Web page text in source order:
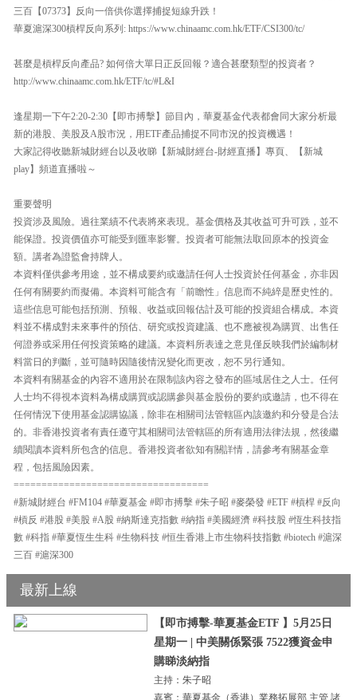
三百【07373】反向一倍供你選擇捕捉短線升跌！
華夏滬深300槓桿反向系列: https://www.chinaamc.com.hk/ETF/CSI300/tc/
甚麼是槓桿反向產品? 如何倍大單日正反回報？適合甚麼類型的投資者？
http://www.chinaamc.com.hk/ETF/tc/#L&I
逢星期一下午2:20-2:30【即市搏擊】節目內，華夏基金代表都會同大家分析最
新的港股、美股及A股市況，用ETF產品捕捉不同市況的投資機遇！
大家記得收聽新城財經台以及收睇【新城財經台-財經直播】專頁、【新城
play】頻道直播啦～
重要聲明
投資涉及風險。過往業績不代表將來表現。基金價格及其收益可升可跌，並不
能保證。投資價值亦可能受到匯率影響。投資者可能無法取回原本的投資金
額。講者為證監會持牌人。
本資料僅供參考用途，並不構成要約或邀請任何人士投資於任何基金，亦非因
任何有關要約而擬備。本資料可能含有「前瞻性」信息而不純綷是歷史性的。
這些信息可能包括預測、預報、收益或回報估計及可能的投資組合構成。本資
料並不構成對未來事件的預估、研究或投資建議、也不應被視為購買、出售任
何證券或采用任何投資策略的建議。本資料所表達之意見僅反映我們於編制材
料當日的判斷，並可隨時因隨後情況變化而更改，恕不另行通知。
本資料有關基金的內容不適用於在限制該內容之發布的區域居住之人士。任何
人士均不得視本資料為構成購買或認購參與基金股份的要約或邀請，也不得在
任何情況下使用基金認購協議，除非在相關司法管轄區內該邀約和分發是合法
的。非香港投資者有責任遵守其相關司法管轄區的所有適用法律法規，然後繼
續閱讀本資料所包含的信息。香港投資者欲知有關詳情，請參考有關基金章
程，包括風險因素。
===================================
#新城財經台 #FM104 #華夏基金 #即市搏擊 #朱子昭 #麥榮發 #ETF #槓桿 #反向
#槓反 #港股 #美股 #A股 #納斯達克指數 #納指 #美國經濟 #科技股 #恆生科技指
數 #科指 #華夏恆生生科 #生物科技 #恒生香港上市生物科技指數 #biotech #滬深
三百 #滬深300
最新上線
【即市搏擊-華夏基金ETF 】5月25日
星期一 | 中美關係緊張 7522獲資金申
購睇淡納指
主持：朱子昭
嘉賓：華夏基金（香港）業務拓展部 主管 諸